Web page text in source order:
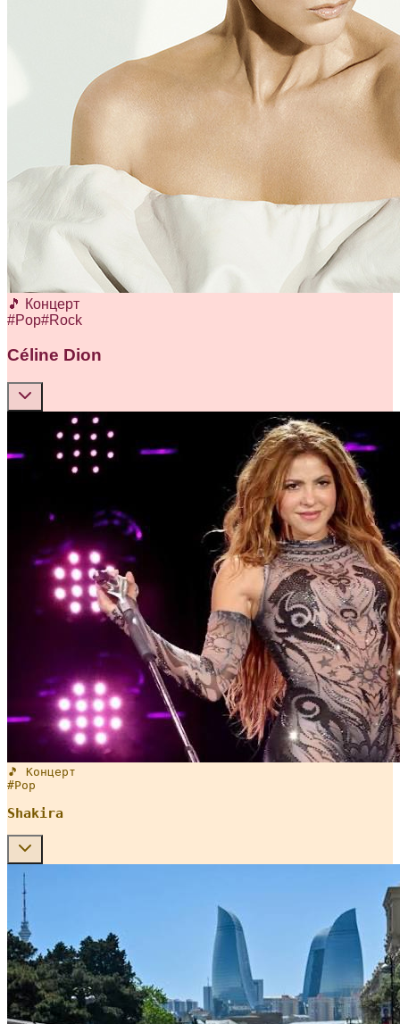
🎵 Концерт
#Pop#Rock
Céline Dion
🎵 Концерт
#Pop
Shakira